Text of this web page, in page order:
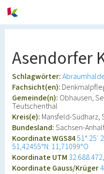
Asendorfer
Schlagwörter:
Fachsicht(en):
Gemeinde(n): Obhausen,
Teutschenthal
Kreis(e): Mansfeld-Südharz,
Bundesland:Sachsen-
Koordinate WGS8451° 25′
51,42455°N: 11,71099°O
Koordinate UTM
Koordinate Gauss/Krüger